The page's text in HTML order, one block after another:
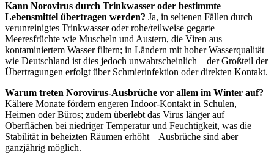
Kann Norovirus durch Trinkwasser oder bestimmte
Lebensmittel übertragen werden? Ja, in seltenen Fällen durch
verunreinigtes Trinkwasser oder rohe/teilweise gegarte
Meeresfrüchte wie Muscheln und Austern, die Viren aus
kontaminiertem Wasser filtern; in Ländern mit hoher Wasserqualität
wie Deutschland ist dies jedoch unwahrscheinlich – der Großteil der
Übertragungen erfolgt über Schmierinfektion oder direkten Kontakt.
Warum treten Norovirus-Ausbrüche vor allem im Winter auf?
Kältere Monate fördern engeren Indoor-Kontakt in Schulen,
Heimen oder Büros; zudem überlebt das Virus länger auf
Oberflächen bei niedriger Temperatur und Feuchtigkeit, was die
Stabilität in beheizten Räumen erhöht – Ausbrüche sind aber
ganzjährig möglich.